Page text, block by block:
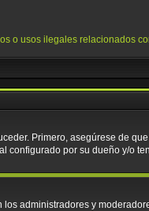
o usos ilegales relacionados
Primero, asegúrese de
configurado por su dueño y/o
administradores y